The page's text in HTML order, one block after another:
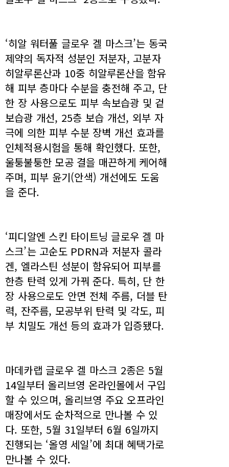
‘히알 워터풀 글로우 겔 마스크’는 동국
제약의 독자적 성분인 저분자, 고분자
히알루론산과 10중 히알루론산을 함유
해 피부 층마다 수분을 충전해 주고, 단
한 장 사용으로도 피부 속보습광 및 겉
보습광 개선, 25층 보습 개선, 외부 자
극에 의한 피부 수분 장벽 개선 효과를
인체적용시험을 통해 확인했다. 또한,
울퉁불퉁한 모공 결을 매끈하게 케어해
주며, 피부 윤기(안색) 개선에도 도움
을 준다.
‘피디알엔 스킨 타이트닝 글로우 겔 마
스크’는 고순도 PDRN과 저분자 콜라
겐, 엘라스틴 성분이 함유되어 피부를
한층 탄력 있게 가꿔 준다. 특히, 단 한
장 사용으로도 안면 전체 주름, 더블 탄
력, 잔주름, 모공부위 탄력 및 각도, 피
부 치밀도 개선 등의 효과가 입증됐다.
마데카랩 글로우 겔 마스크 2종은 5월
14일부터 올리브영 온라인몰에서 구입
할 수 있으며, 올리브영 주요 오프라인
매장에서도 순차적으로 만나볼 수 있
다. 또한, 5월 31일부터 6월 6일까지
진행되는 ‘올영 세일’에 최대 혜택가로
만나볼 수 있다.